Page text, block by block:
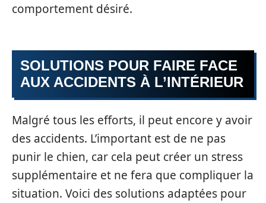
comportement désiré.
SOLUTIONS POUR FAIRE FACE
AUX ACCIDENTS À L’INTÉRIEUR
Malgré tous les efforts, il peut encore y avoir
des accidents. L’important est de ne pas
punir le chien, car cela peut créer un stress
supplémentaire et ne fera que compliquer la
situation. Voici des solutions adaptées pour